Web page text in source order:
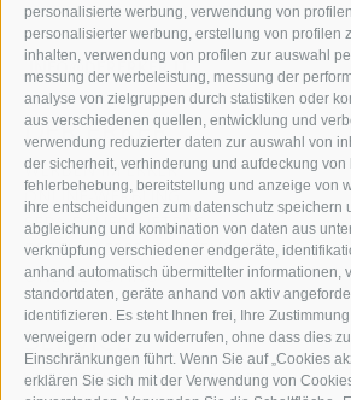
personalisierte werbung, verwendung von
personalisierter werbung, erstellung von profilen
inhalten, verwendung von profilen zur auswahl
messung der werbeleistung, messung der
analyse von zielgruppen durch statistiken oder
aus verschiedenen quellen, entwicklung und
verwendung reduzierter daten zur auswahl von
der sicherheit, verhinderung und aufdeckung von
fehlerbehebung, bereitstellung und anzeige von
ihre entscheidungen zum datenschutz speichern
abgleichung und kombination von daten aus
verknüpfung verschiedener endgeräte,
anhand automatisch übermittelter informationen,
standortdaten, geräte anhand von aktiv
identifizieren. Es steht Ihnen frei, Ihre
verweigern oder zu widerrufen, ohne dass dies
Einschränkungen führt. Wenn Sie auf „Cookies
erklären Sie sich mit der Verwendung von
GRAFIK@DERERKER.IT
INFO@DERERKER.IT
BARBARA.FONTANA@DERERKER.IT
DER ERKER
WERBEN IM ERKER
ONLINE-WERBUNG
SEPA-DAUERAUFTRAG
REGELN LESERKOMMENTARE
ONLINE VOTING
SERVICE
VERANSTALTUNGSKALENDER